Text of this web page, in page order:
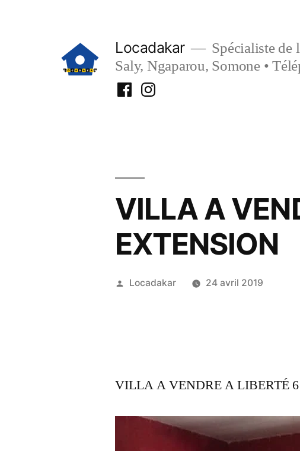
Locadakar
Spécialiste de
Saly, Ngaparou, Somone •
FacebookInstagram
VILLA A
EXTENSION
Publié
Locadakar 24 avril 2019
VILLA A VENDRE A LIBERTÉ